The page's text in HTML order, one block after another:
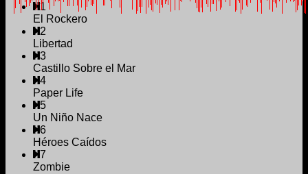
1
El Rockero
2
Libertad
3
Castillo Sobre el Mar
4
Paper Life
5
Un Niño Nace
6
Héroes Caídos
7
Zombie